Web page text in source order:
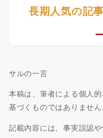
長期人気の記事
サルの一言
本稿は、筆者による個人
基づくものではありません
記載内容には、事実誤認